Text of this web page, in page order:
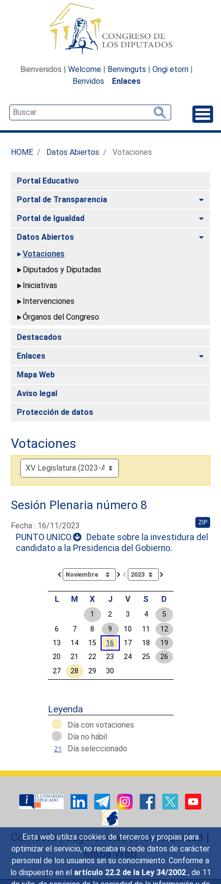
Esta web utiliza cookies de terceros y propias para
optimizar el servicio, no recaba ni cede datos de carácter
personal de los usuarios sin su conocimiento. Conforme a
lo dispuesto en el artículo 22.2 de la Ley 34/2002 , de 11
Bienvenidos | Welcome | Benvinguts | Ongi etorri |
Benvidos
Enlaces
HOME Datos Abiertos Votaciones
Portal Educativo
Portal de Transparencia
Portal de Igualdad
Datos Abiertos
Votaciones
Diputados y Diputadas
Iniciativas
Intervenciones
Órganos del Congreso
Destacados
Enlaces
Mapa Web
Aviso legal
Protección de datos
Votaciones
Sesión Plenaria número 8
Fecha : 16/11/2023 ZIP
PUNTO UNICO.
Debate sobre la investidura del
candidato a la Presidencia del Gobierno.
Calendar io de actividades. Doce Legislatura
L M X J V S D
1 2 3 4
5
6
7 8 9 10 11
12
13
14 15 16 17 18
19
20
21 22 23 24 25
26
27
28 29 30
Leyenda
Día con votaciones
Día no hábil
Día seleccionado
Contacto|Sugerencias|Accesibilidad |
Mapa Web